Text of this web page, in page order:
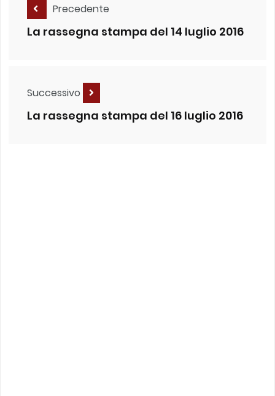
Precedente
La rassegna stampa del 14 luglio 2016
Successivo
La rassegna stampa del 16 luglio 2016